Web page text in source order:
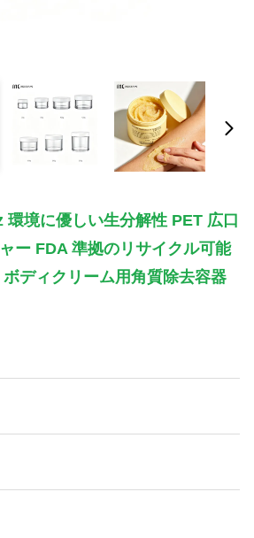
境に優しい生分解性 PET 広口
ー FDA 準拠のリサイクル可能
ディクリーム用角質除去容器